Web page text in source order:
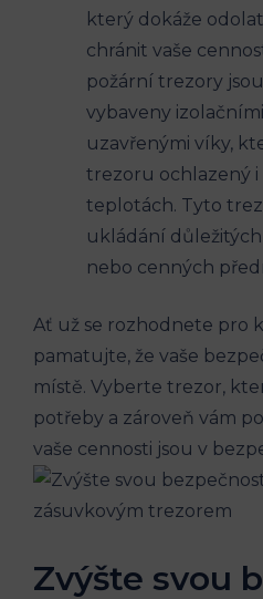
který dokáže
chránit vaše
požární trezory
vybaveny
uzavřenými víky,
trezoru ochlazený i
teplotách. Tyto
ukládání
nebo cenných
Ať už se rozhodnete pro
pamatujte, že vaše
místě. Vyberte trezor,
potřeby a zároveň vám
vaše cennosti jsou v
Zvýšte svou